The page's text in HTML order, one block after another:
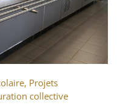
, Projets
collective